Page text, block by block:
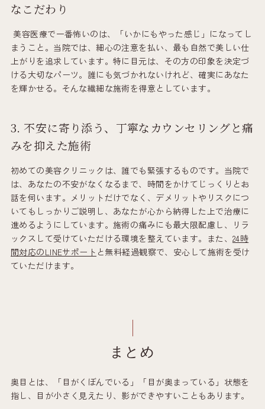
なこだわり
美容医療で一番怖いのは、「いかにもやった感じ」になってし
まうこと。当院では、細心の注意を払い、最も自然で美しい仕
上がりを追求しています。特に目元は、その方の印象を決定づ
ける大切なパーツ。誰にも気づかれないけれど、確実にあなた
を輝かせる。そんな繊細な施術を得意としています。
3. 不安に寄り添う、丁寧なカウンセリングと痛
みを抑えた施術
初めての美容クリニックは、誰でも緊張するものです。当院で
は、あなたの不安がなくなるまで、時間をかけてじっくりとお
話を伺います。メリットだけでなく、デメリットやリスクにつ
いてもしっかりご説明し、あなたが心から納得した上で治療に
進めるようにしています。施術の痛みにも最大限配慮し、リラ
ックスして受けていただける環境を整えています。また、 24時
間対応のLINEサポート と無料経過観察で、安心して施術を受け
ていただけます。
まとめ
奥目とは、「目がくぼんでいる」「目が奥まっている」状態を
指し、目が小さく見えたり、影ができやすいこともあります。